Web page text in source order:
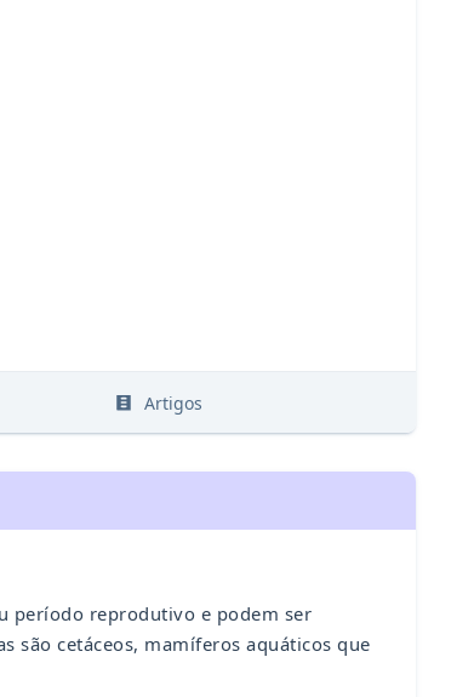
Artigos
período reprodutivo e podem ser
são cetáceos, mamíferos aquáticos que